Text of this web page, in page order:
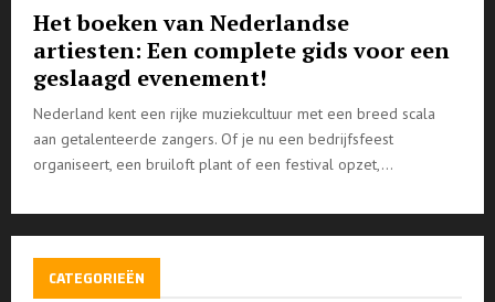
Het boeken van Nederlandse
artiesten: Een complete gids voor een
geslaagd evenement!
Nederland kent een rijke muziekcultuur met een breed scala
aan getalenteerde zangers. Of je nu een bedrijfsfeest
organiseert, een bruiloft plant of een festival opzet,...
CATEGORIEËN